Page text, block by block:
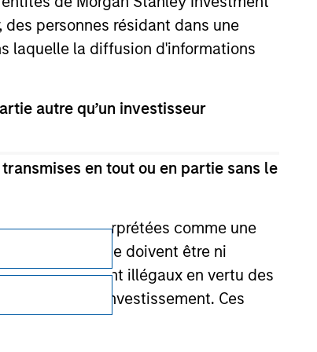
personnes résidant dans une
laquelle la diffusion d'informations
autre qu’un investisseur
en tout ou en partie sans le
ou interprétées comme une
ne doivent être ni
vente seraient illégaux en vertu des
lien avec l'investissement. Ces